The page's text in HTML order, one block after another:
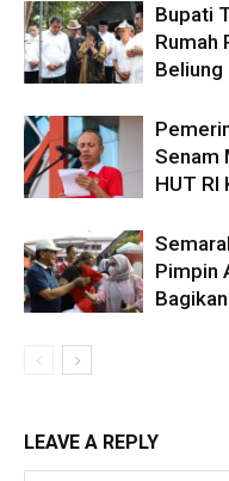
Bupati
Rumah
Beliung
Senam
HUT RI
Pimpin
LEAVE A REPLY